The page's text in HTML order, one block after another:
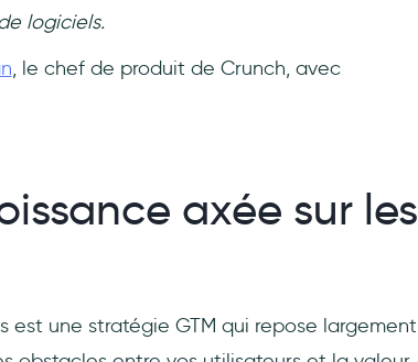
logiciels.
, le chef de produit de Crunch, avec
axée sur les
est une stratégie GTM qui repose largement